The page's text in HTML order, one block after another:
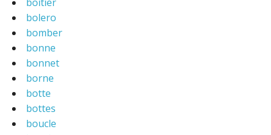
bolero
bomber
bonne
bonnet
borne
botte
bottes
boucle